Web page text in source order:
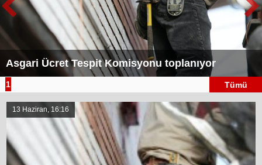
Asgari Ücret Tespit Komisyonu toplanıyor
1 Tümü
13 Haziran, 16:16